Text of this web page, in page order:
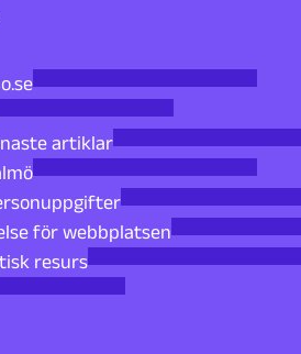
artiklar
för webbplatsen
resurs